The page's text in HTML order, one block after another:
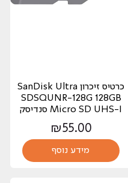
כרטיס זיכרון SanDisk Ultra
SDSQUNR-128G 128GB
Micro SD UHS-I סנדיסק
₪55.00
מידע נוסף